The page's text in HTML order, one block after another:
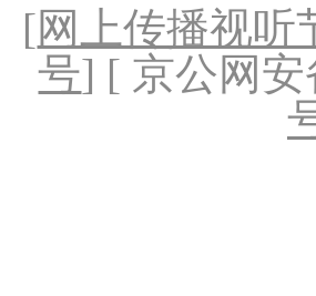
[网上传播视听
号] [ 京公网安